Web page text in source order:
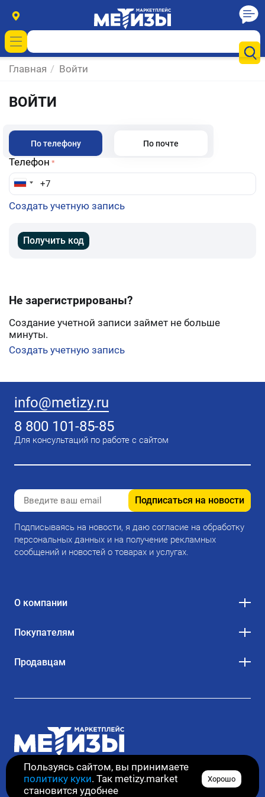
Пользуясь сайтом, вы принимаете
политику куки. Так metizy.market
становится удобнее
Хорошо
Главная / Войти
ВОЙТИ
По телефону По почте
Телефон
Создать учетную запись
Получить код
Не зарегистрированы?
Создание учетной записи займет не больше
минуты.
Создать учетную запись
info@metizy.ru
8 800 101-85-85
Для консультаций по работе с сайтом
Подписаться на новости
Подписываясь на новости, я даю согласие на обработку
персональных данных и на получение рекламных
сообщений и новостей о товарах и услугах.
© 2020–2026. Все права защищены
О компании
Покупателям
Продавцам